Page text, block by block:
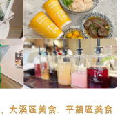
, 大溪區美食 , 平鎮區美食